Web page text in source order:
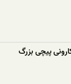
پیچی بزرگ